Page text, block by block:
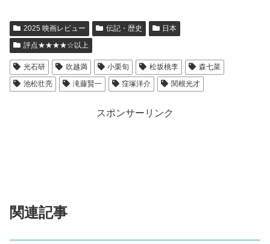
2025 映画レビュー 伝記・歴史
日本
評点★★★★☆以上
光石研 吹越満 小栗旬 松坂桃李
森七菜
池松壮亮
滝藤賢一 窪塚洋介 関根光才
スポンサーリンク
関連記事